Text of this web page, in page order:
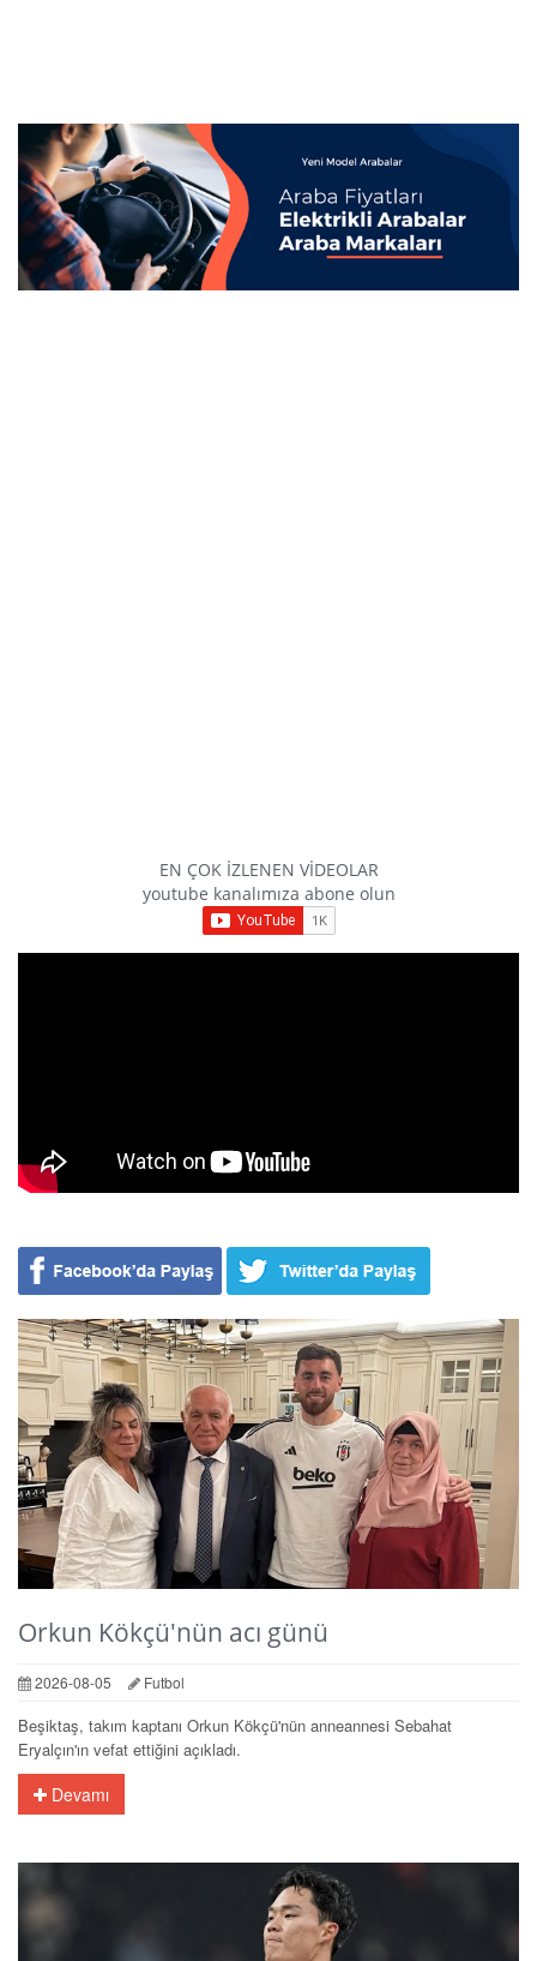
EN ÇOK İZLENEN VİDEOLAR
youtube kanalımıza abone olun
Orkun Kökçü'nün acı günü
2026-08-05 Futbol
Beşiktaş, takım kaptanı Orkun Kökçü'nün anneannesi Sebahat
Eryalçın'ın vefat ettiğini açıkladı.
Devamı